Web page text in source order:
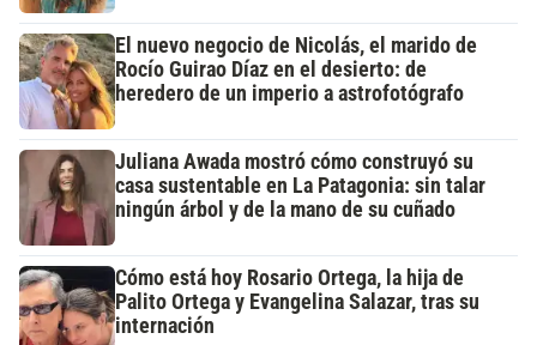
El nuevo negocio de Nicolás, el marido de
Rocío Guirao Díaz en el desierto: de
heredero de un imperio a astrofotógrafo
Juliana Awada mostró cómo construyó su
casa sustentable en La Patagonia: sin talar
ningún árbol y de la mano de su cuñado
Cómo está hoy Rosario Ortega, la hija de
Palito Ortega y Evangelina Salazar, tras su
internación